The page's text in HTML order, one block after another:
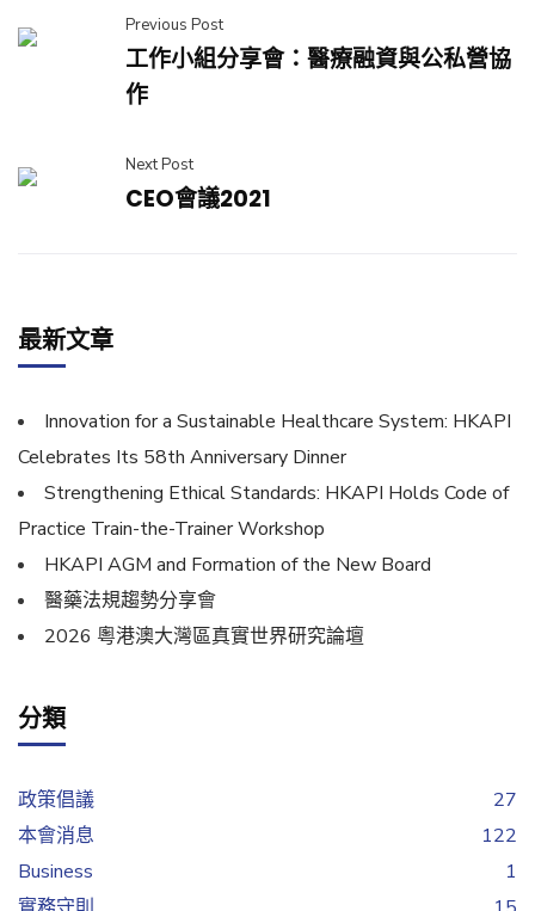
Previous Post
工作小組分享會：醫療融資與公私營協
作
Next Post
CEO會議2021
最新文章
Innovation for a Sustainable Healthcare System: HKAPI
Celebrates Its 58th Anniversary Dinner
Strengthening Ethical Standards: HKAPI Holds Code of
Practice Train-the-Trainer Workshop
HKAPI AGM and Formation of the New Board
醫藥法規趨勢分享會
2026 粵港澳大灣區真實世界研究論壇
分類
政策倡議
27
本會消息
122
Business
1